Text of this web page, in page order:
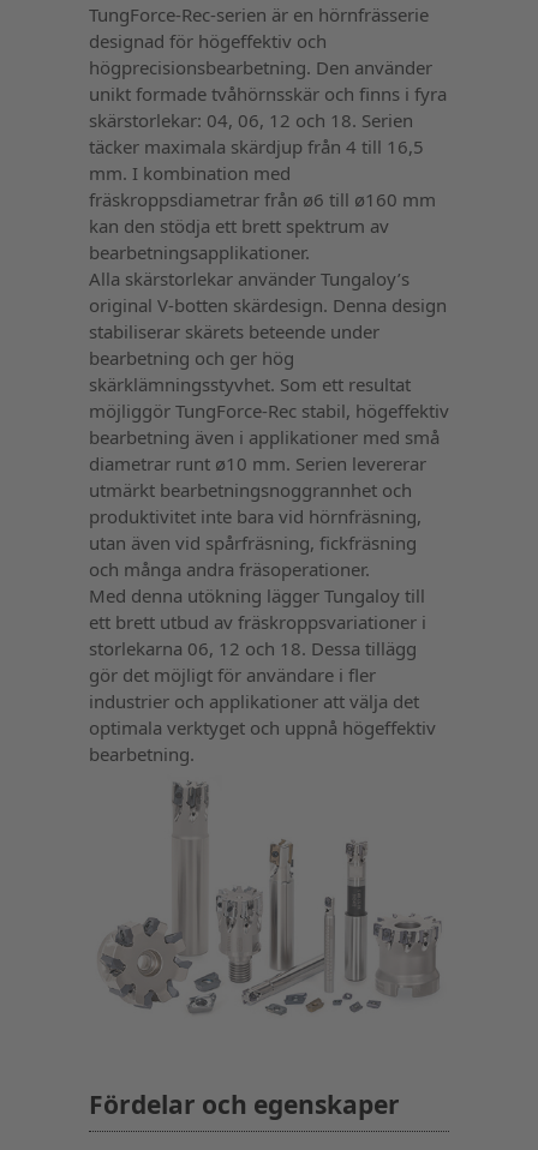
TungForce-Rec-serien är en hörnfrässerie
designad för högeffektiv och
högprecisionsbearbetning. Den använder
unikt formade tvåhörnsskär och finns i fyra
skärstorlekar: 04, 06, 12 och 18. Serien
täcker maximala skärdjup från 4 till 16,5
mm. I kombination med
fräskroppsdiametrar från ø6 till ø160 mm
kan den stödja ett brett spektrum av
bearbetningsapplikationer.
Alla skärstorlekar använder Tungaloy’s
original V-botten skärdesign. Denna design
stabiliserar skärets beteende under
bearbetning och ger hög
skärklämningsstyvhet. Som ett resultat
möjliggör TungForce-Rec stabil, högeffektiv
bearbetning även i applikationer med små
diametrar runt ø10 mm. Serien levererar
utmärkt bearbetningsnoggrannhet och
produktivitet inte bara vid hörnfräsning,
utan även vid spårfräsning, fickfräsning
och många andra fräsoperationer.
Med denna utökning lägger Tungaloy till
ett brett utbud av fräskroppsvariationer i
storlekarna 06, 12 och 18. Dessa tillägg
gör det möjligt för användare i fler
industrier och applikationer att välja det
optimala verktyget och uppnå högeffektiv
bearbetning.
Fördelar och egenskaper